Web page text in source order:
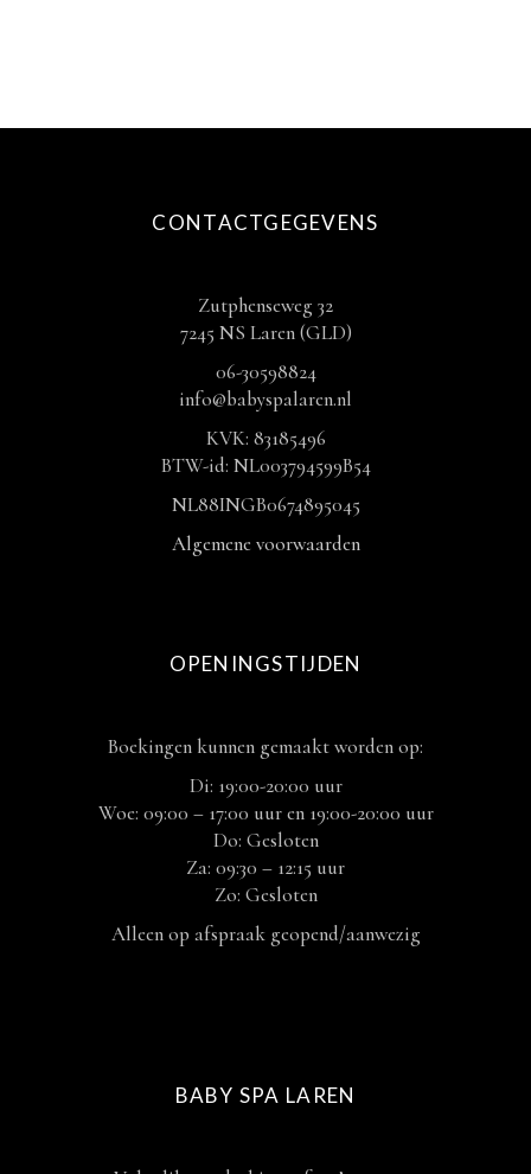
CONTACTGEGEVENS
Zutphenseweg 32
7245 NS Laren (GLD)
06-30598824
info@babyspalaren.nl
KVK: 83185496
BTW-id: NL003794599B54
NL88INGB0674895045
Algemene voorwaarden
OPENINGSTIJDEN
Boekingen kunnen gemaakt worden op:
Di: 19:00-20:00 uur
Woe: 09:00 – 17:00 uur en 19:00-20:00 uur
Do: Gesloten
Za: 09:30 – 12:15 uur
Zo: Gesloten
Alleen op afspraak geopend/aanwezig
BABY SPA LAREN